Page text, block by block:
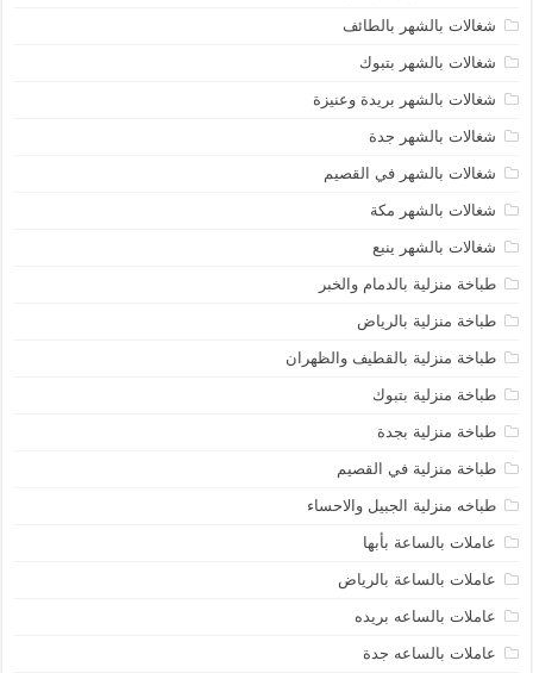
شغالات بالشهر بالطائف
شغالات بالشهر بتبوك
شغالات بالشهر بريدة وعنيزة
شغالات بالشهر جدة
شغالات بالشهر في القصيم
شغالات بالشهر مكة
شغالات بالشهر ينبع
طباخة منزلية بالدمام والخبر
طباخة منزلية بالرياض
طباخة منزلية بالقطيف والظهران
طباخة منزلية بتبوك
طباخة منزلية بجدة
طباخة منزلية في القصيم
طباخه منزلية الجبيل والاحساء
عاملات بالساعة بأبها
عاملات بالساعة بالرياض
عاملات بالساعه بريده
عاملات بالساعه جدة